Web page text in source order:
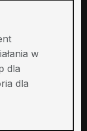
w
dla
dla